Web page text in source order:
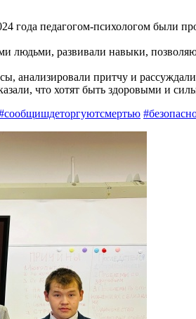
года педагогом-психологом были
развивали навыки,
анализировали притчу и
что хотят быть здоровыми и